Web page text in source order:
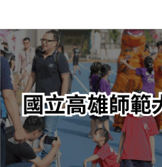
轉
至
主
內
容